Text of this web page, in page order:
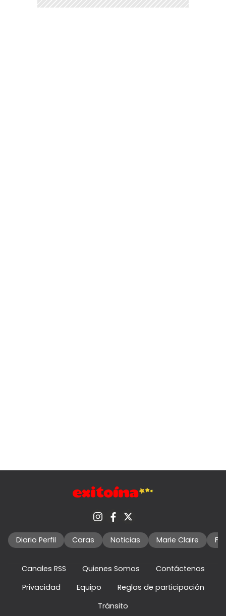
Diario Perfil Caras Noticias Marie Claire
Canales RSS Quienes Somos
Contáctenos
Privacidad
Equipo
Reglas de participación
Tránsito